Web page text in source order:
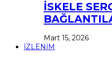
İSKELE
Mart 15, 2026
İZLENİM